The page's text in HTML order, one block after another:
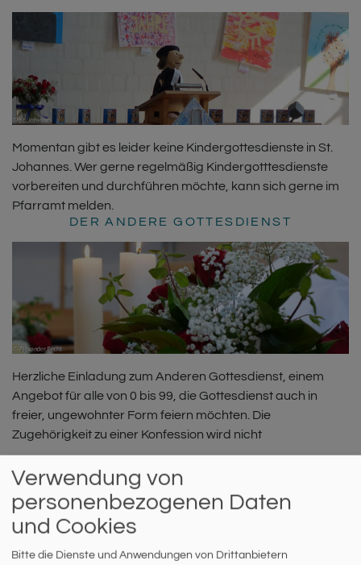
Momentan gibt es leider keine Kindergottesdienste in St.
Johannes. Wer gerne regelmäßig Kindergotttesdienste
vorbereiten und durchführen möchte, kann sich gerne im
Pfarramt melden.
DER ANDERE GOTTESDIENST
Herzliche Einladung zum Anderen Gottesdienst, einem
Angebot für alle von 0 bis 99, die Gottesdienst auch in
freier, ungewohnter Form feiern möchten. Die
Zugehörigkeit zu einer Konfession wird nicht
GOTTESDIENST FÜR FAMILIEN
Für alle Altersgruppen bieten wir verschiedene
Familiengottesdienste in freierer Form, mit neuen Liedern,
unterschiedlichen Orten. Herzliche Einladung -
Verwendung von
personenbezogenen Daten
und Cookies
Bitte die Dienste und Anwendungen von Drittanbietern